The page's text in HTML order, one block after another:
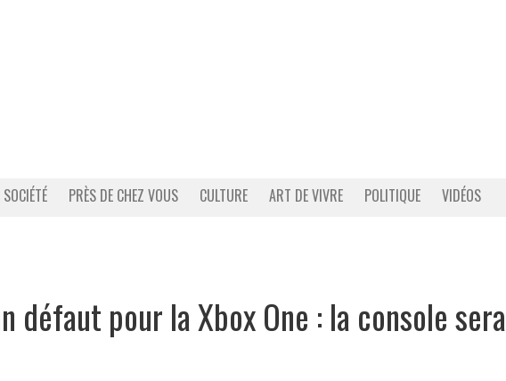
SOCIÉTÉ PRÈS DE CHEZ VOUS CULTURE ART DE VIVRE POLITIQUE VIDÉOS
défaut pour la Xbox One : la console sera